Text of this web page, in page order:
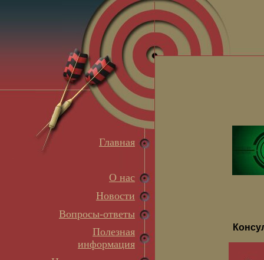
Главная
О нас
Новости
Вопросы-ответы
Полезная
информация